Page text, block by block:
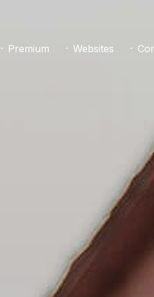
᛫ Premium ᛫ Websites ᛫